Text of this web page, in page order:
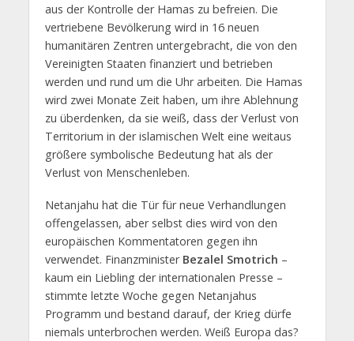
aus der Kontrolle der Hamas zu befreien. Die
vertriebene Bevölkerung wird in 16 neuen
humanitären Zentren untergebracht, die von den
Vereinigten Staaten finanziert und betrieben
werden und rund um die Uhr arbeiten. Die Hamas
wird zwei Monate Zeit haben, um ihre Ablehnung
zu überdenken, da sie weiß, dass der Verlust von
Territorium in der islamischen Welt eine weitaus
größere symbolische Bedeutung hat als der
Verlust von Menschenleben.
Netanjahu hat die Tür für neue Verhandlungen
offengelassen, aber selbst dies wird von den
europäischen Kommentatoren gegen ihn
verwendet. Finanzminister Bezalel Smotrich –
kaum ein Liebling der internationalen Presse –
stimmte letzte Woche gegen Netanjahus
Programm und bestand darauf, der Krieg dürfe
niemals unterbrochen werden. Weiß Europa das?